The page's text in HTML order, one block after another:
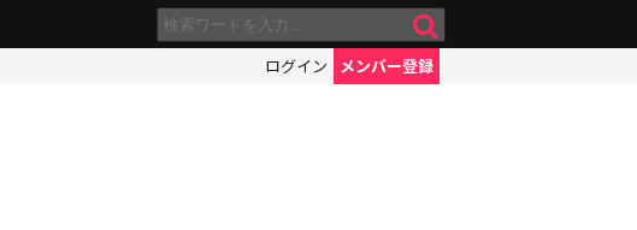
ログイン メンバー登録